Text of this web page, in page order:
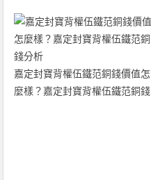
嘉定封寶背權伍鐵范銅錢價值怎
麼樣？嘉定封寶背權伍鐵范銅錢